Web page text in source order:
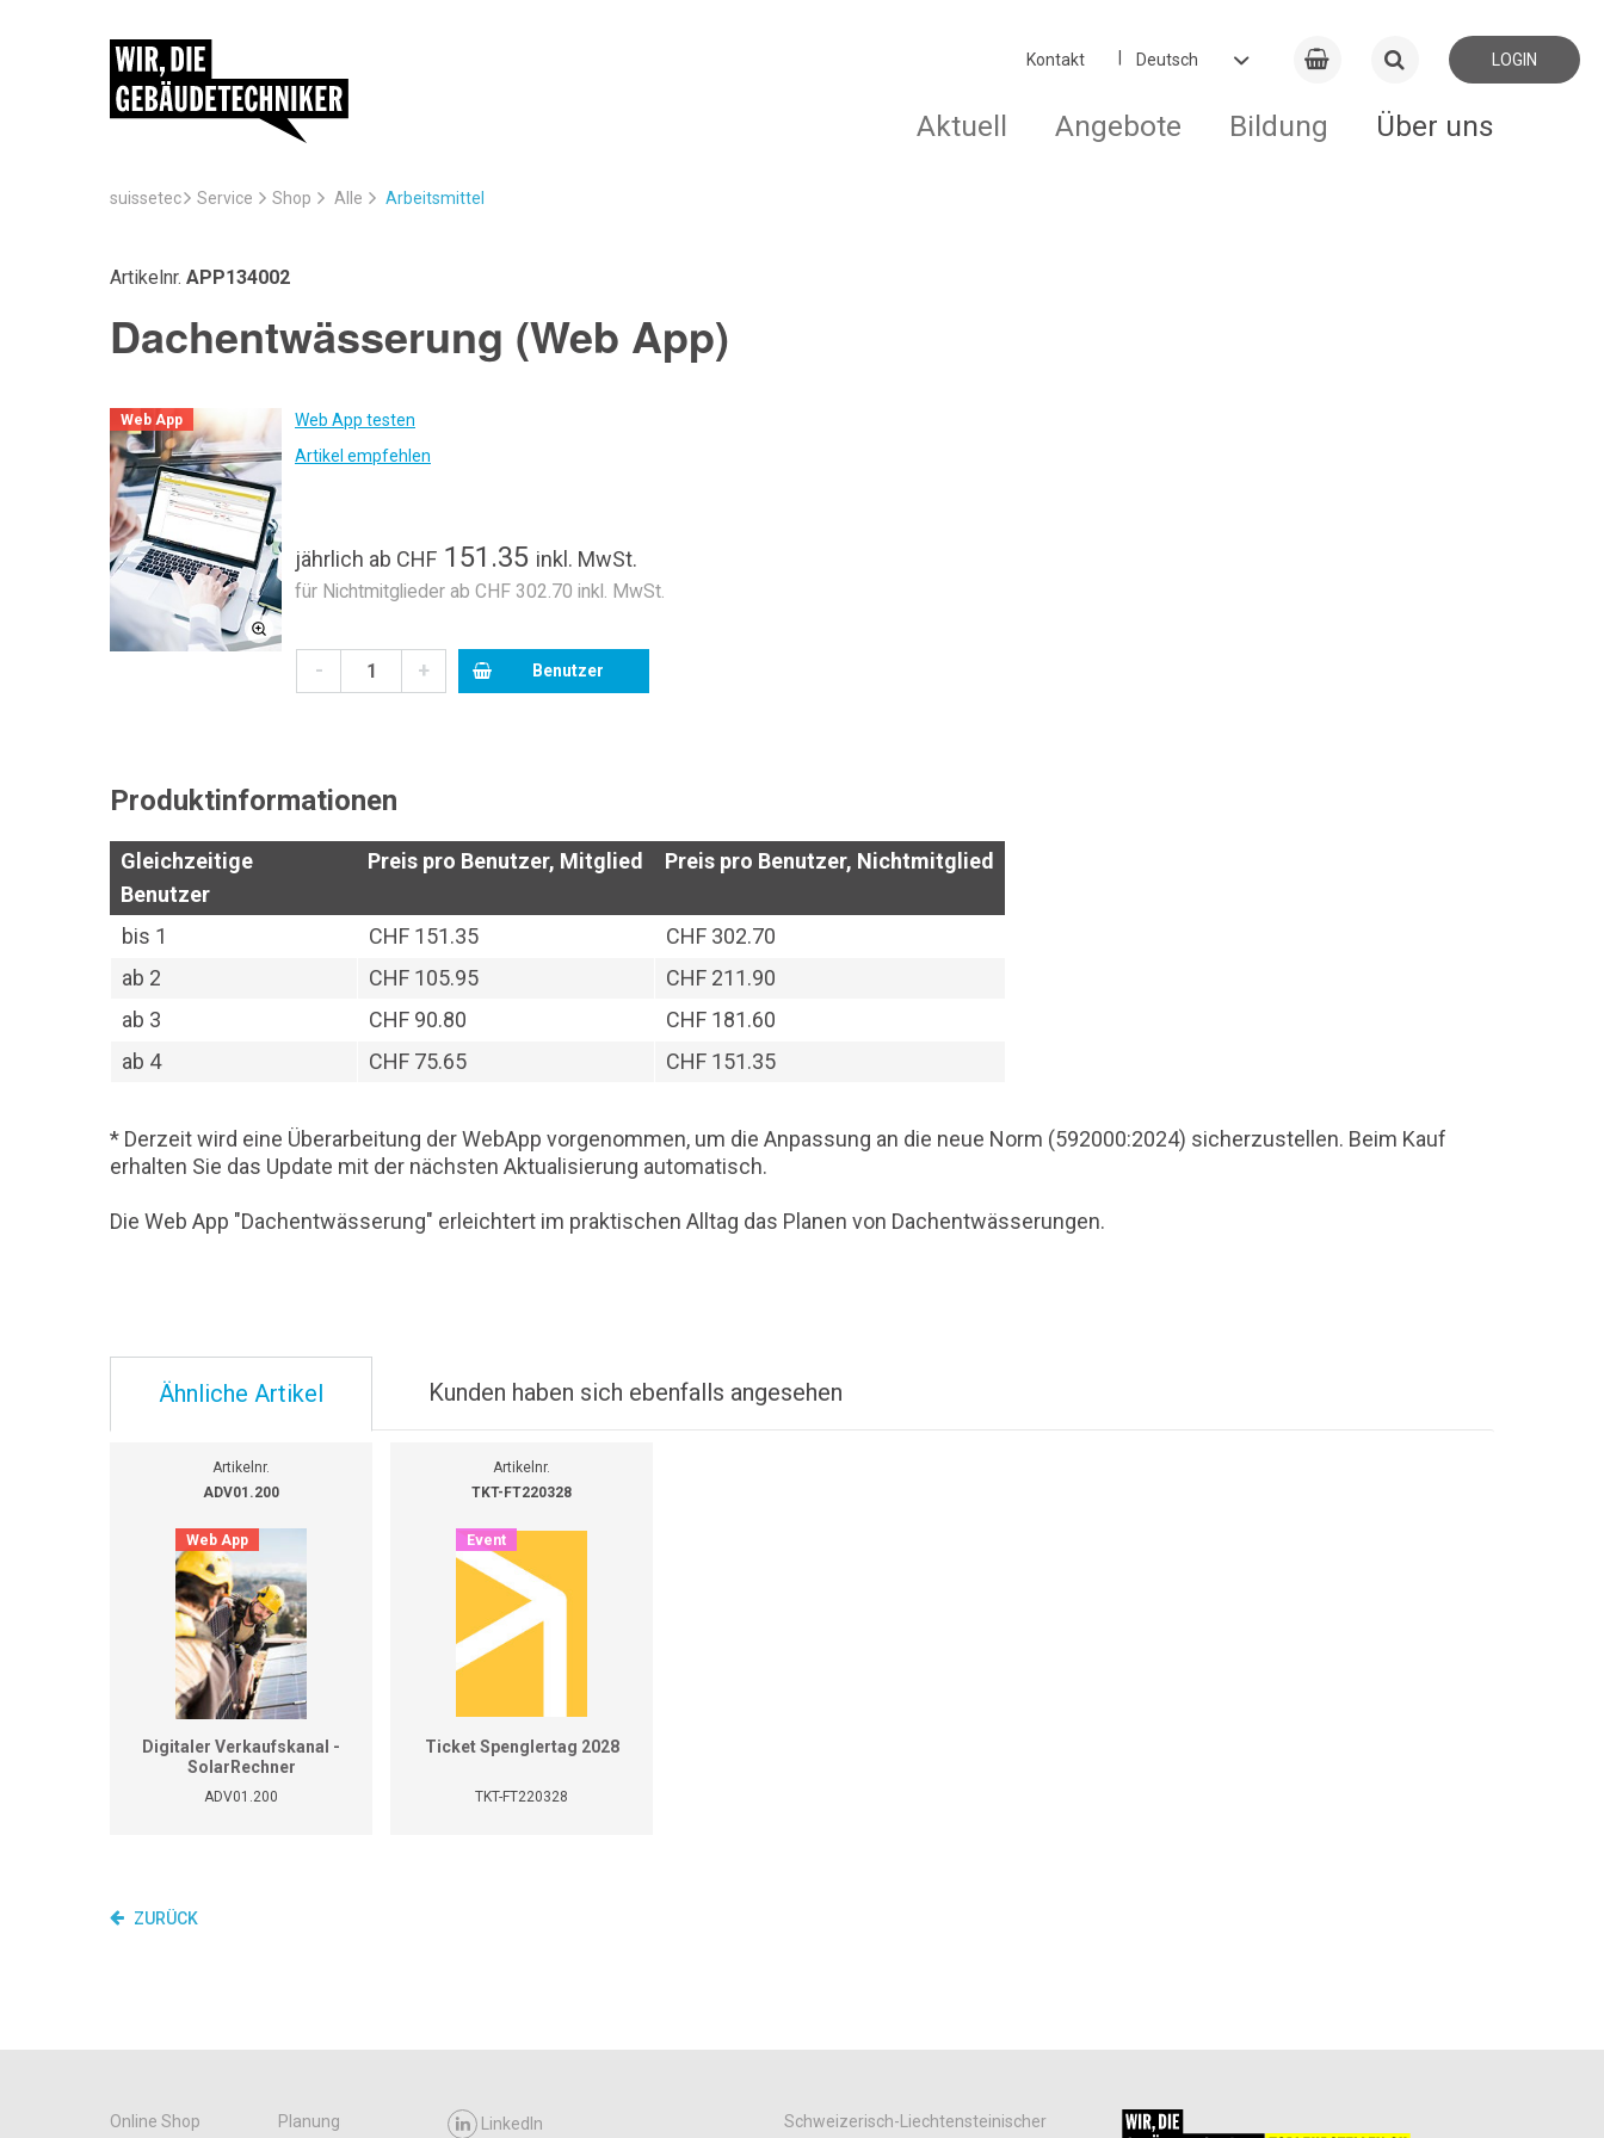
Kontakt LOGIN
Aktuell Angebote Bildung Über uns
suissetec Service Shop Alle Arbeitsmittel
Artikelnr. APP134002
Dachentwässerung (Web App)
Web App
Web App testen
Artikel empfehlen
jährlich ab CHF 151.35 inkl. MwSt.
für Nichtmitglieder ab CHF 302.70 inkl. MwSt.
- + Benutzer
Produktinformationen
Gleichzeitige
Benutzer
Preis pro Benutzer, Mitglied Preis pro Benutzer, Nichtmitglied
bis 1 CHF 151.35
CHF 302.70
ab 2 CHF 105.95
CHF 211.90
ab 3 CHF 90.80
CHF 181.60
ab 4 CHF 75.65 CHF 151.35
* Derzeit wird eine Überarbeitung der WebApp vorgenommen, um die Anpassung an die neue Norm (592000:2024) sicherzustellen. Beim Kauf
erhalten Sie das Update mit der nächsten Aktualisierung automatisch.
Die Web App "Dachentwässerung" erleichtert im praktischen Alltag das Planen von Dachentwässerungen.
Ähnliche Artikel Kunden haben sich ebenfalls angesehen
Artikelnr.
ADV01.200
Web App
Digitaler Verkaufskanal -
SolarRechner
ADV01.200
Artikelnr.
TKT-FT220328
Event
Ticket Spenglertag 2028
TKT-FT220328
ZURÜCK
Online Shop Planung LinkedIn Schweizerisch-Liechtensteinischer